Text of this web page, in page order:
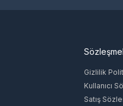
Gizlilik
Kullanıcı
Satış